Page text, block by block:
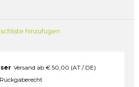
hinzufügen
Versand ab € 50,00 (AT / DE)
Rückgaberecht